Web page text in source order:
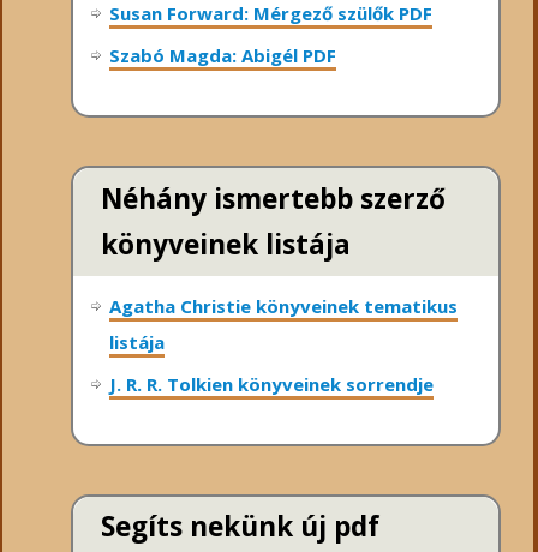
Susan Forward: Mérgező szülők PDF
Szabó Magda: Abigél PDF
Néhány ismertebb szerző
könyveinek listája
Agatha Christie könyveinek tematikus
listája
J. R. R. Tolkien könyveinek sorrendje
Segíts nekünk új pdf